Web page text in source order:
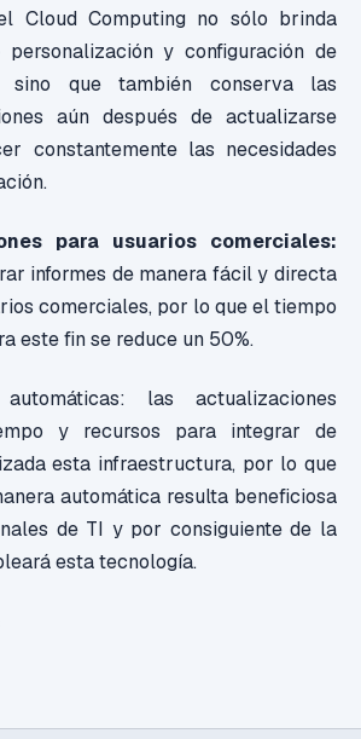
Cloud Computing no sólo brinda
personalización y configuración de
sino que también conserva las
aún después de actualizarse
constantemente las necesidades
para usuarios comerciales:
informes de manera fácil y directa
comerciales, por lo que el tiempo
este fin se reduce un 50%.
automáticas: las actualizaciones
y recursos para integrar de
esta infraestructura, por lo que
automática resulta beneficiosa
de TI y por consiguiente de la
esta tecnología.